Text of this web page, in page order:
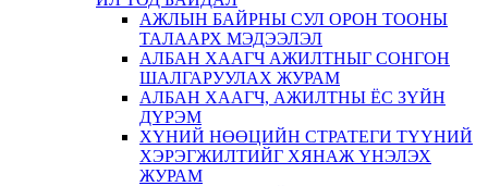
АЖЛЫН БАЙРНЫ СУЛ ОРОН ТООНЫ
ТАЛААРХ МЭДЭЭЛЭЛ
АЛБАН ХААГЧ АЖИЛТНЫГ СОНГОН
ШАЛГАРУУЛАХ ЖУРАМ
АЛБАН ХААГЧ, АЖИЛТНЫ ЁС ЗҮЙН
ДҮРЭМ
ХҮНИЙ НӨӨЦИЙН СТРАТЕГИ ТҮҮНИЙ
ХЭРЭГЖИЛТИЙГ ХЯНАЖ ҮНЭЛЭХ
ЖУРАМ